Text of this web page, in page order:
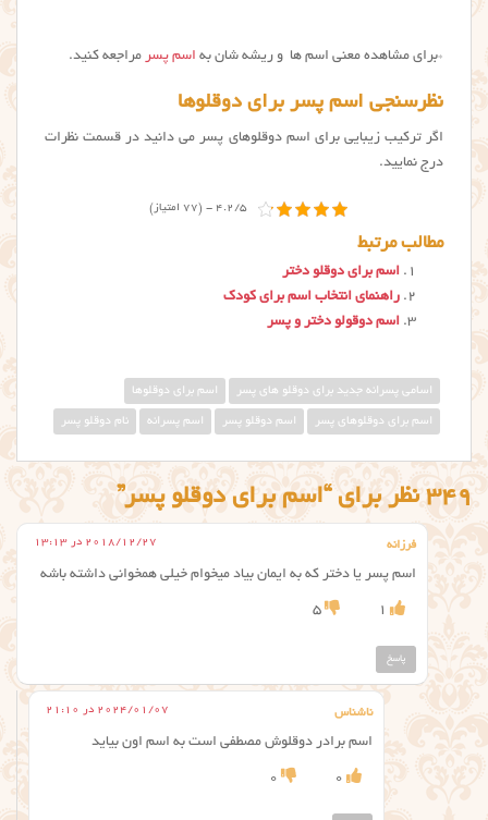
*برای مشاهده معنی اسم ها و ریشه شان به اسم پسر مراجعه کنید.
نظرسنجی اسم پسر برای دوقلوها
اگر ترکیب زیبایی برای اسم دوقلوهای پسر می دانید در قسمت نظرات
درج نمایید.
4.2/5 - (77 امتیاز)
مطالب مرتبط
اسم برای دوقلو دختر
راهنمای انتخاب اسم برای کودک
اسم دوقولو دختر و پسر
اسامی پسرانه جدید برای دوقلو های پسر اسم برای دوقلوها
اسم برای دوقلوهای پسر اسم دوقلو پسر اسم پسرانه نام دوقلو پسر
349 نظر برای “اسم برای دوقلو پسر”
فرزانه 2018/12/27 در 13:13
اسم پسر یا دختر که به ایمان بیاد میخوام خیلی همخوانی داشته باشه
1
5
پاسخ
ناشناس 2024/01/07 در 21:10
اسم برادر دوقلوش مصطفی است به اسم اون بیاید
0
0